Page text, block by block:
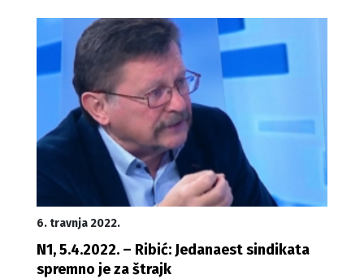
6. travnja 2022.
N1, 5.4.2022. – Ribić: Jedanaest sindikata
spremno je za štrajk